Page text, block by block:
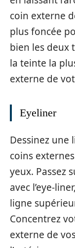
coin externe
plus foncée
bien les deux
la teinte la
externe de
Eyeliner
Dessinez une
coins
yeux. Passez
avec l’eye-
ligne
Concentrez
externe de